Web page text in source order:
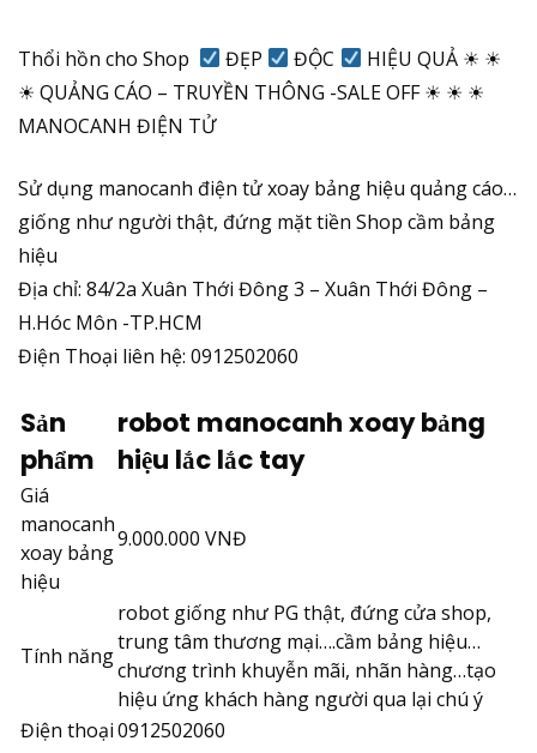
Thổi hồn cho Shop ĐẸP ĐỘC
HIỆU QUẢ ☀ ☀
☀ QUẢNG CÁO – TRUYỀN THÔNG -SALE OFF ☀ ☀ ☀
MANOCANH ĐIỆN TỬ
Sử dụng manocanh điện tửxoay bảng hiệu quảng cáo…
giống như người thật, đứng mặt tiền Shop cầm bảng
hiệu
Địa chỉ: 84/2a Xuân Thới Đông 3 – Xuân Thới Đông –
H.Hóc Môn -TP.HCM
Điện Thoại liên hệ: 0912502060
Sản
phẩm
robot manocanh xoay bảng
hiệu lắc lắc tay
Giá
manocanh
xoay bảng
hiệu
9.000.000 VNĐ
Tính năng
robot giống như PG thật, đứng cửa shop,
trung tâm thương mại….cầm bảng hiệu…
chương trình khuyễn mãi, nhãn hàng…tạo
hiệu ứng khách hàng người qua lại chú ý
Điện thoại0912502060